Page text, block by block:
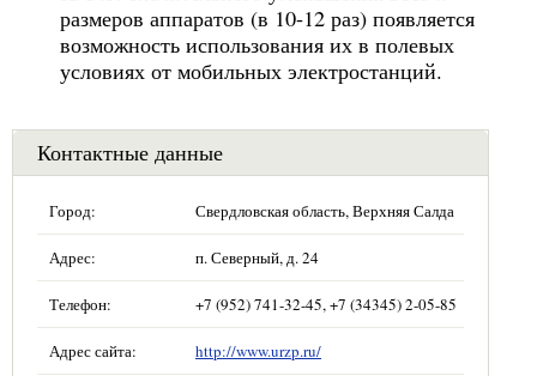
размеров аппаратов (в 10-12 раз) появляется
возможность использования их в полевых
условиях от мобильных электростанций.
Контактные данные
Город: Свердловская область, Верхняя Салда
Адрес: п. Северный, д. 24
Телефон: +7 (952) 741-32-45, +7 (34345) 2-05-85
Адрес сайта: http://www.urzp.ru/